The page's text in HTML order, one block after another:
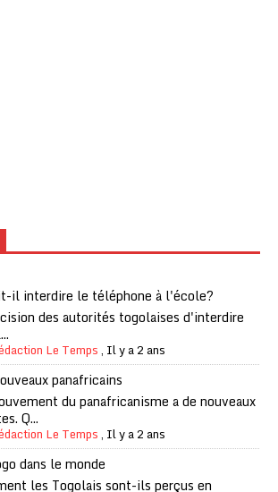
il interdire le téléphone à l'école?
des autorités togolaises d'interdire
Le Temps, Il y a 2 ans
panafricains
du panafricanisme a de nouveaux
Q...
Le Temps, Il y a 2 ans
dans le monde
les Togolais sont-ils perçus en